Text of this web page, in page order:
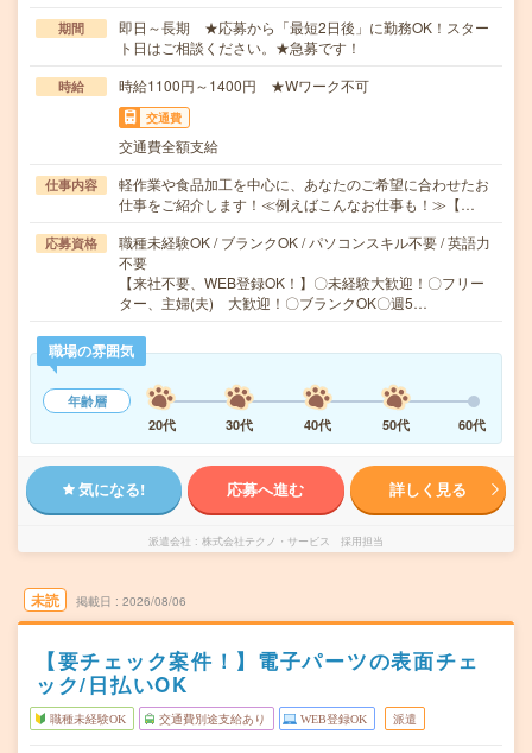
期間
即日～長期 ★応募から「最短2日後」に勤務OK！スター
ト日はご相談ください。★急募です！
時給 時給1100円～1400円 ★Wワーク不可
交通費
交通費全額支給
仕事内容
軽作業や食品加工を中心に、あなたのご希望に合わせたお
仕事をご紹介します！≪例えばこんなお仕事も！≫【…
応募資格
職種未経験OK / ブランクOK / パソコンスキル不要 / 英語力
不要
【来社不要、WEB登録OK！】〇未経験大歓迎！〇フリー
ター、主婦(夫) 大歓迎！〇ブランクOK〇週5…
職場の雰囲気
年齢層
20代
30代 40代 50代 60代
気になる! 応募へ進む 詳しく見る
派遣会社 株式会社テクノ・サービス 採用担当
未読 掲載日 2026/08/06
【要チェック案件！】電子パーツの表面チェ
ック/日払いOK
職種未経験OK 交通費別途支給あり WEB登録OK 派遣